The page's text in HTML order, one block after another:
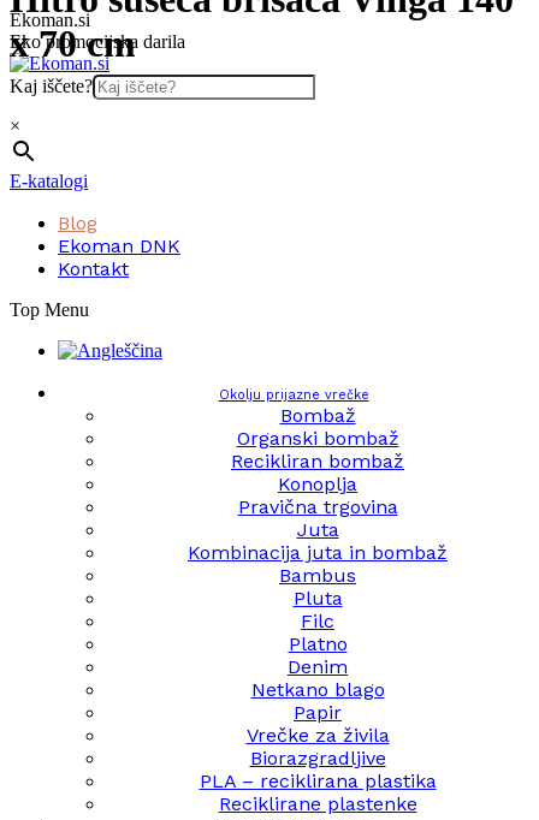
Skip
to
content
Ekoman.si
Eko promocijska darila
Kaj iščete?
×
E-katalogi
Blog
Ekoman DNK
Kontakt
Top Menu
Okolju prijazne vrečke
Bombaž
Organski bombaž
Recikliran bombaž
Konoplja
Pravična trgovina
Juta
Kombinacija juta in bombaž
Bambus
Pluta
Filc
Platno
Denim
Netkano blago
Papir
Vrečke za živila
Biorazgradljive
PLA – reciklirana plastika
Reciklirane plastenke
x 70 cm